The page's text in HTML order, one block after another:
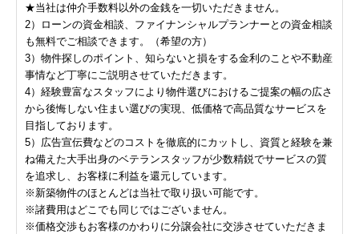
★当社は仲介手数料以外の金銭を一切いただきません。
2）ローンの資金相談、ファイナンシャルプランナーとの資金相談
も無料でご相談できます。（希望の方）
3）物件探しのポイント、知らないと損をする金利のことや不動産
事情など丁寧にご説明させていただきます。
4）経験豊富なスタッフにより物件選びにおけるご提案の幅の広さ
から後悔しない住まい選びの実現、低価格で高品質なサービスを
目指しております。
5）広告宣伝費などのコストを徹底的にカットし、資質と経験を兼
ね備えた大手出身のベテランスタッフが少数精鋭でサービスの質
を追求し、お客様に利益を還元しています。
※新築物件のほとんどは当社で取り扱い可能です。
※諸費用はどこでも同じではございません。
※価格交渉もお客様のかわりに分譲会社に交渉させていただきま